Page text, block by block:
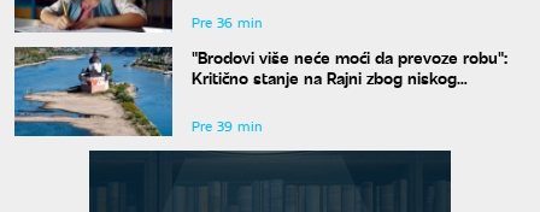
Pre 36 min
"Brodovi više neće moći da prevoze robu":
Kritično stanje na Rajni zbog niskog
Pre 39 min